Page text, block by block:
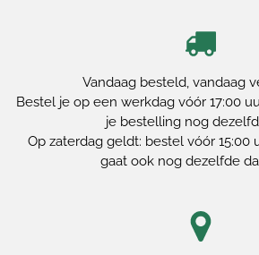
Vandaag besteld, vandaag
Bestel je op een werkdag vóór 17:00
je bestelling nog
Op zaterdag geldt: bestel vóór 15:00
gaat ook nog dezelfde